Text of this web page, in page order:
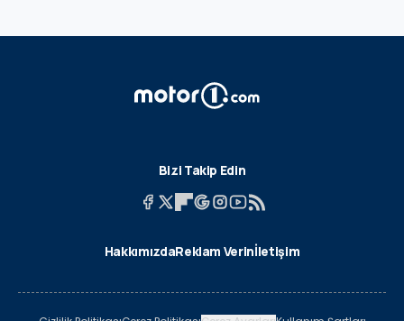
Bizi Takip Edin
HakkımızdaReklam Verinİletişim